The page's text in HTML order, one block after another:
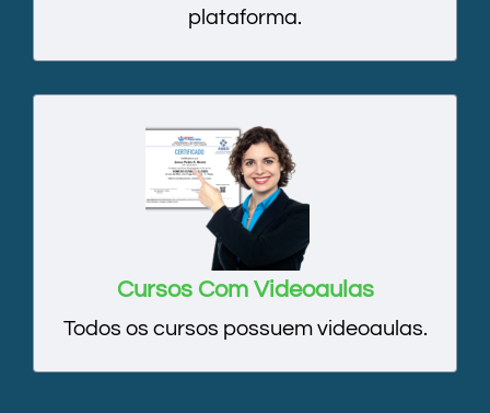
plataforma.
Cursos Com Videoaulas
Todos os cursos possuem videoaulas.